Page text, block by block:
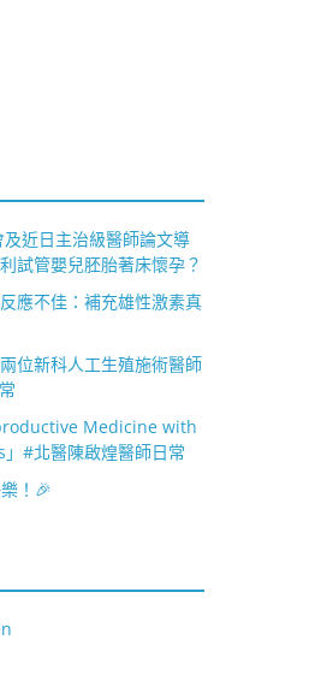
近日主治級醫師論文導
試管嬰兒胚胎著床懷孕？
應不佳：補充雄性激素真
位新科人工生殖施術醫師
Medicine with
#北醫陳啟煌醫師日常
！🎉